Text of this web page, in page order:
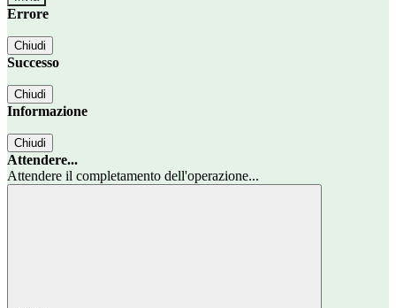
Errore
Chiudi
Successo
Chiudi
Informazione
Chiudi
Attendere...
Attendere il completamento dell'operazione...